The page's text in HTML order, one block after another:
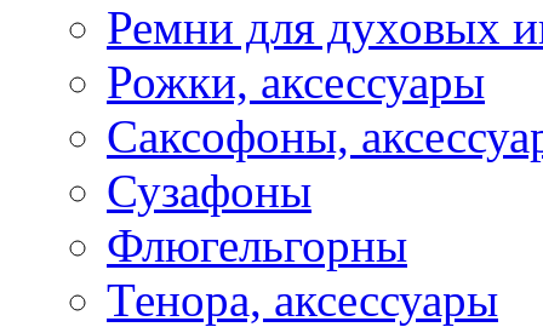
Ремни для духовых
Рожки, аксессуары
Саксофоны,
Сузафоны
Флюгельгорны
Тенора, аксессуары